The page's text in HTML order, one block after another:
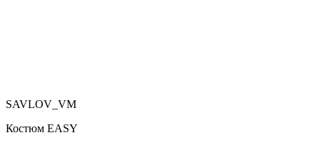
SAVLOV_VM
Костюм EASY